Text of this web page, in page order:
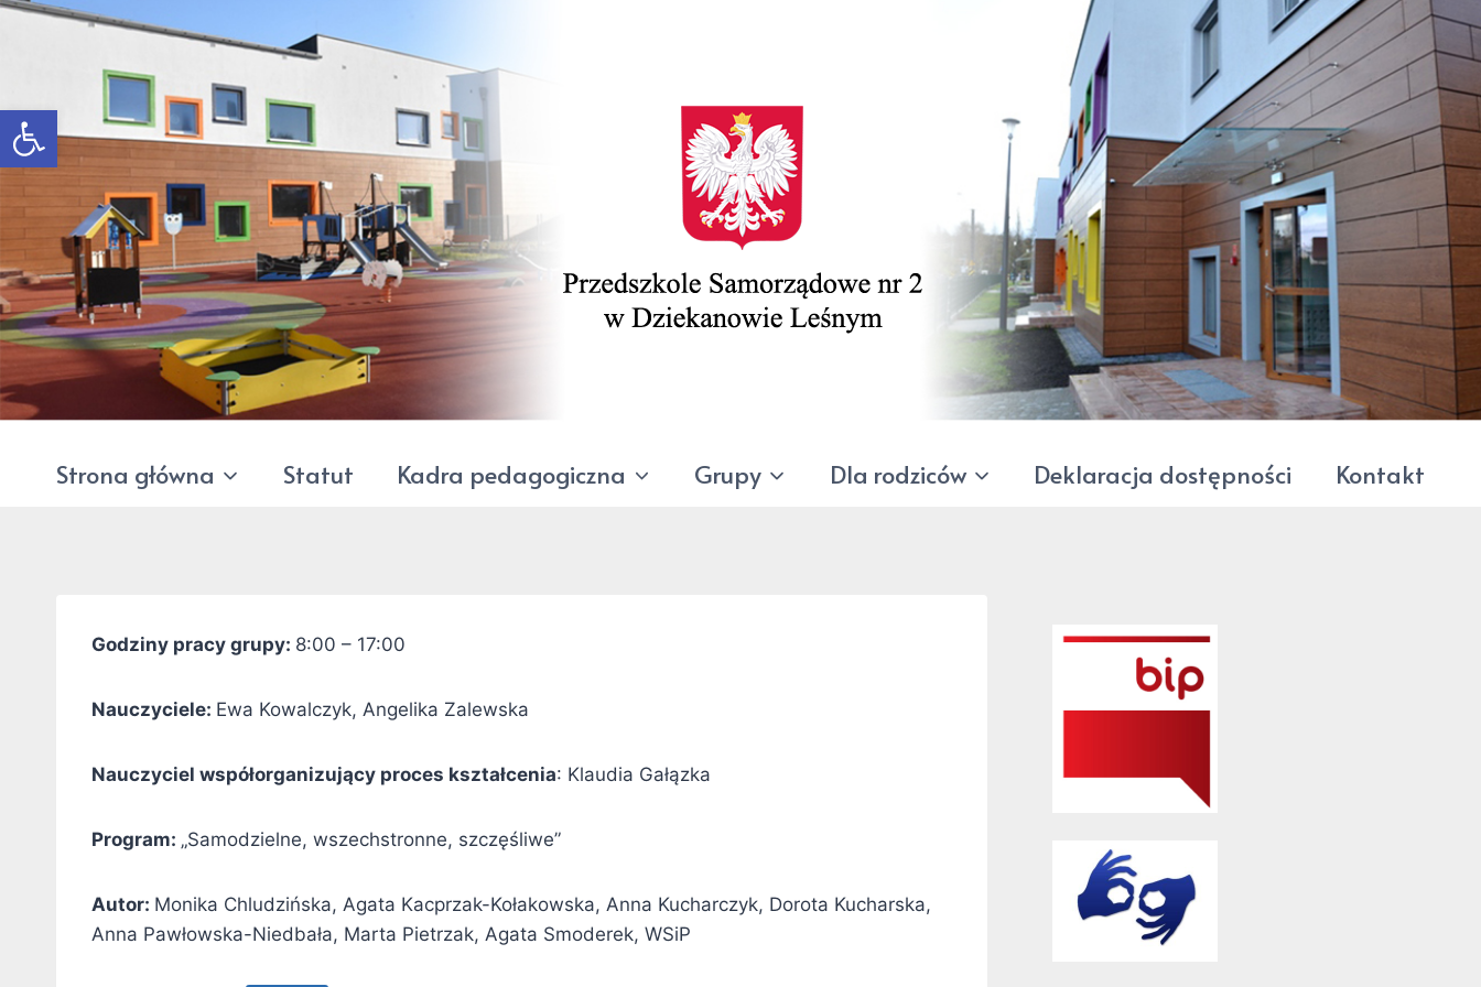
Otwórz pasek narzędzi
Przeskocz do treści
Strona główna Statut Kadra pedagogiczna Grupy Dla rodziców Deklaracja dostępności Kontakt
Godziny pracy grupy: 8:00 – 17:00
Nauczyciele: Ewa Kowalczyk, Angelika Zalewska
Nauczyciel współorganizujący proces kształcenia: Klaudia Gałązka
Program: „Samodzielne, wszechstronne, szczęśliwe”
Autor: Monika Chludzińska, Agata Kacprzak-Kołakowska, Anna Kucharczyk, Dorota Kucharska,
Anna Pawłowska-Niedbała, Marta Pietrzak, Agata Smoderek, WSiP